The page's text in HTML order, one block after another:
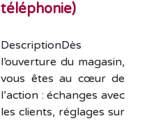
téléphonie)
DescriptionDès
l’ouverture du magasin,
vous êtes au cœur de
l’action : échanges avec
les clients, réglages sur